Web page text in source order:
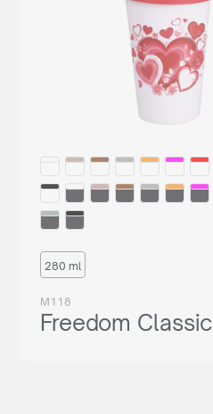
280 ml
M118
Freedom Classic